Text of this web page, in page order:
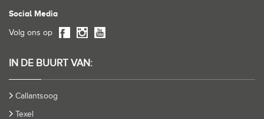
Social Media
Volg ons op
IN DE BUURT VAN:
Callantsoog
Texel